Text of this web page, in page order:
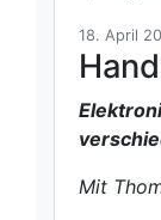
18. April
Mit